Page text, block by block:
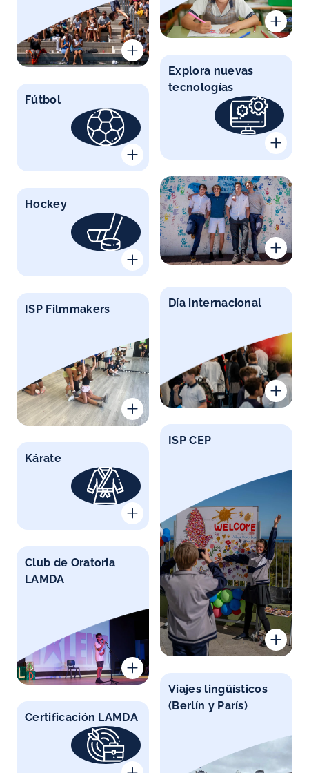
Explora nuevas
tecnologías
Fútbol
Hockey
Día internacional
ISP Filmmakers
ISP CEP
Kárate
Club de Oratoria
LAMDA
Viajes lingüísticos
(Berlín y París)
Certificación LAMDA